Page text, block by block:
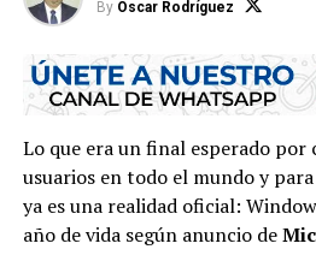
By Oscar Rodríguez
Lo que era un final esperado por
usuarios en todo el mundo y
ya es una realidad oficial:
año de vida según anuncio de